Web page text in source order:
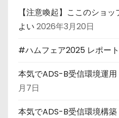
【注意喚起】ここのショ
よい 2026年3月20日
#ハムフェア2025 レポート
本気でADS-B受信環境運
月7日
本気でADS-B受信環境構